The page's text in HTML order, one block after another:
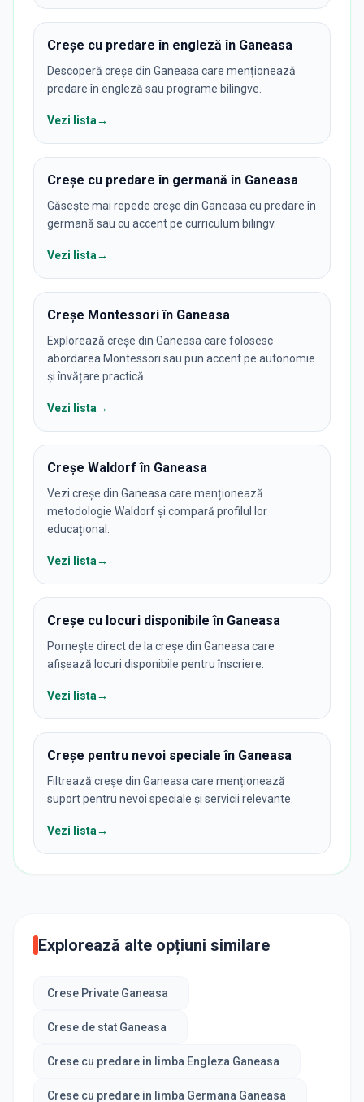
Creșe cu predare în engleză în Ganeasa
Descoperă creșe din Ganeasa care menționează
predare în engleză sau programe bilingve.
Vezi lista→
Creșe cu predare în germană în Ganeasa
Găsește mai repede creșe din Ganeasa cu predare în
germană sau cu accent pe curriculum bilingv.
Vezi lista→
Creșe Montessori în Ganeasa
Explorează creșe din Ganeasa care folosesc
abordarea Montessori sau pun accent pe autonomie
și învățare practică.
Vezi lista→
Creșe Waldorf în Ganeasa
Vezi creșe din Ganeasa care menționează
metodologie Waldorf și compară profilul lor
educațional.
Vezi lista→
Creșe cu locuri disponibile în Ganeasa
Pornește direct de la creșe din Ganeasa care
afișează locuri disponibile pentru înscriere.
Vezi lista→
Creșe pentru nevoi speciale în Ganeasa
Filtrează creșe din Ganeasa care menționează
suport pentru nevoi speciale și servicii relevante.
Vezi lista→
Explorează alte opțiuni similare
Crese Private Ganeasa
Crese de stat Ganeasa
Crese cu predare in limba Engleza Ganeasa
Crese cu predare in limba Germana Ganeasa